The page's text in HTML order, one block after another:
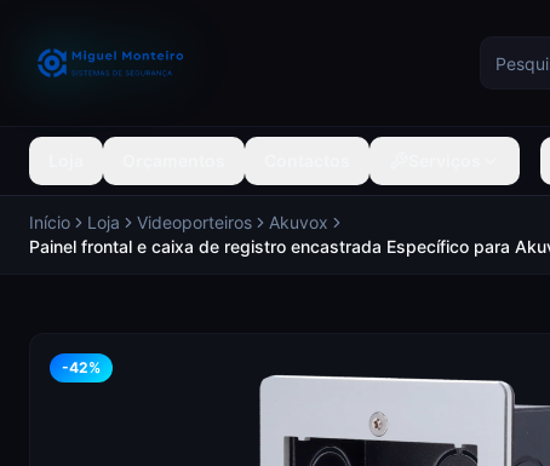
Início Loja Videoporteiros
Akuvox
Painel frontal e caixa de registro encastrada Específico para
-42%